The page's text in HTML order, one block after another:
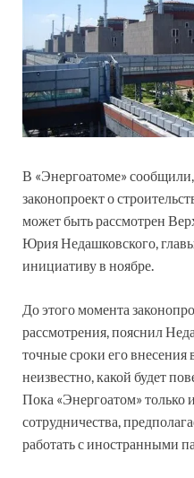
В «Энергоатоме» сообщили,
законопроект о
может быть рассмотрен
Юрия Недашковского,
инициативу в ноябре.
До этого момента
рассмотрения, пояснил
точные сроки его
неизвестно, какой будет
Пока «Энергоатом» только
сотрудничества,
работать с иностранными